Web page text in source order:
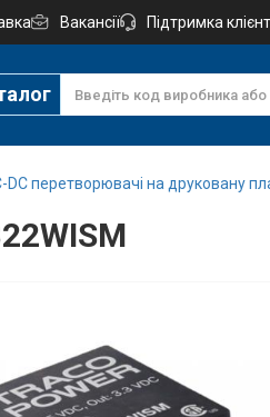
Вакансії Підтримка
DC перетворювачі на друковану